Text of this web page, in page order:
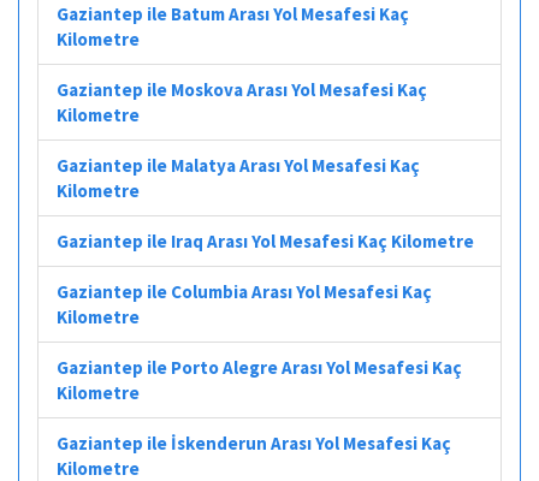
Gaziantep ile Batum Arası Yol Mesafesi Kaç
Kilometre
Gaziantep ile Moskova Arası Yol Mesafesi Kaç
Kilometre
Gaziantep ile Malatya Arası Yol Mesafesi Kaç
Kilometre
Gaziantep ile Iraq Arası Yol Mesafesi Kaç Kilometre
Gaziantep ile Columbia Arası Yol Mesafesi Kaç
Kilometre
Gaziantep ile Porto Alegre Arası Yol Mesafesi Kaç
Kilometre
Gaziantep ile İskenderun Arası Yol Mesafesi Kaç
Kilometre